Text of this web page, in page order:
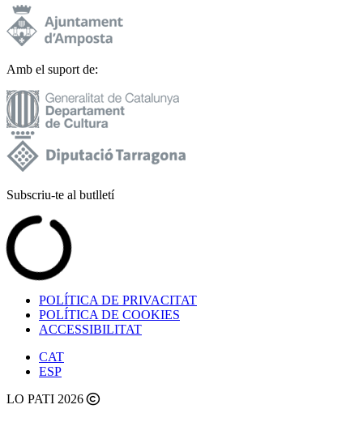
Amb el suport de:
Subscriu-te al butlletí
POLÍTICA DE PRIVACITAT
POLÍTICA DE COOKIES
ACCESSIBILITAT
CAT
ESP
LO PATI 2026